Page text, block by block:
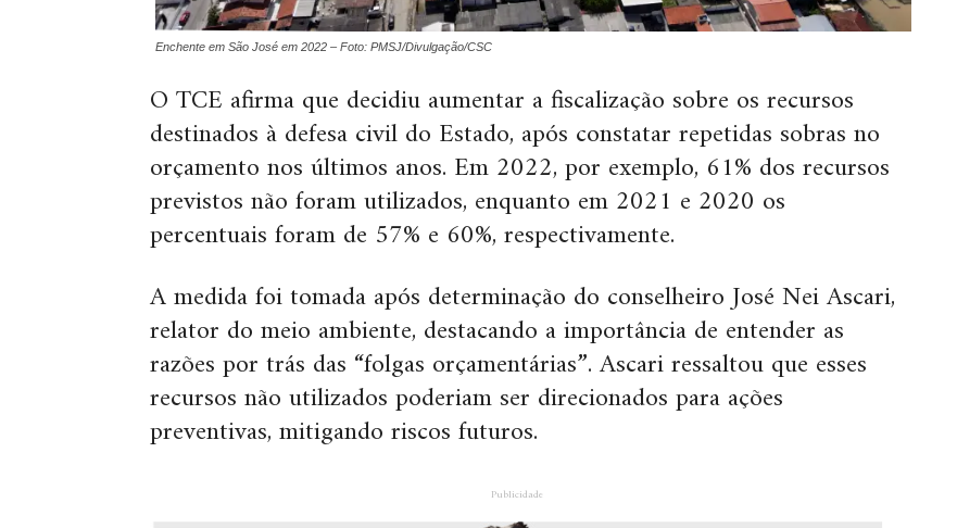
Enchente em São José em 2022 – Foto: PMSJ/Divulgação/CSC
O TCE afirma que decidiu aumentar a fiscalização sobre os recursos
destinados à defesa civil do Estado, após constatar repetidas sobras no
orçamento nos últimos anos. Em 2022, por exemplo, 61% dos recursos
previstos não foram utilizados, enquanto em 2021 e 2020 os
percentuais foram de 57% e 60%, respectivamente.
A medida foi tomada após determinação do conselheiro José Nei Ascari,
relator do meio ambiente, destacando a importância de entender as
razões por trás das “folgas orçamentárias”. Ascari ressaltou que esses
recursos não utilizados poderiam ser direcionados para ações
preventivas, mitigando riscos futuros.
Publicidade